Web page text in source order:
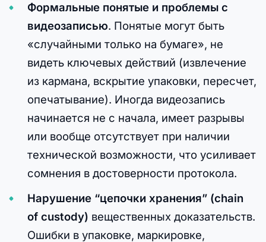
Формальные понятые и проблемы с
видеозаписью. Понятые могут быть
«случайными только на бумаге», не
видеть ключевых действий (извлечение
из кармана, вскрытие упаковки, пересчет,
опечатывание). Иногда видеозапись
начинается не с начала, имеет разрывы
или вообще отсутствует при наличии
технической возможности, что усиливает
сомнения в достоверности протокола.
Нарушение “цепочки хранения” (chain
of custody) вещественных доказательств.
Ошибки в упаковке, маркировке,